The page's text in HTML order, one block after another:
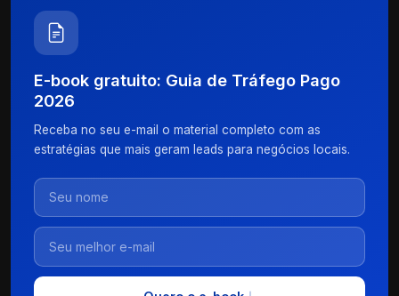
E-book gratuito: Guia de Tráfego Pago
2026
Receba no seu e-mail o material completo com as
estratégias que mais geram leads para negócios locais.